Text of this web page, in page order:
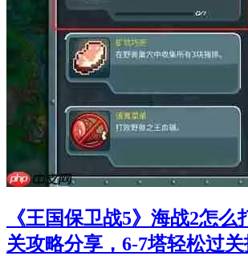
《王国保卫战5》海战2怎么
关攻略分享，6-7塔轻松过